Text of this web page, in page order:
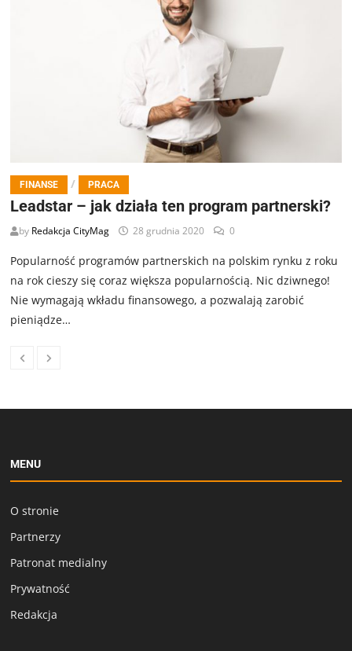
FINANSE / PRACA
Leadstar – jak działa ten program partnerski?
by Redakcja CityMag 28 grudnia 2020 0
Popularność programów partnerskich na polskim rynku z roku
na rok cieszy się coraz większa popularnością. Nic dziwnego!
Nie wymagają wkładu finansowego, a pozwalają zarobić
pieniądze…
MENU
O stronie
Partnerzy
Patronat medialny
Prywatność
Redakcja